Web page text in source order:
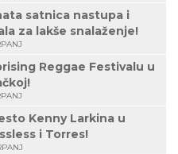
satnica nastupa i
za lakše snalaženje!
Reggae Festivalu u
Kenny Larkina u
i Torres!